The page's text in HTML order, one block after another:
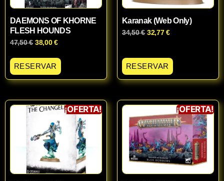
DAEMONS OF KHORNE
FLESH HOUNDS
47,50€ 38,00€
RESERVAR
Karanak (Web Only)
34,50€ 32,77€
RESERVAR
¡OFERTA! ¡OFERTA!